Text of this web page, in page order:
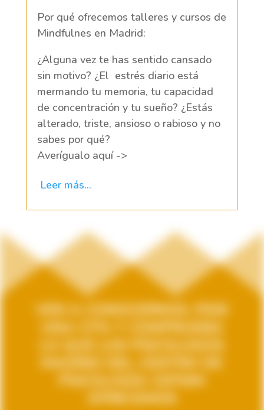
Por qué ofrecemos talleres y cursos de
Mindfulnes en Madrid:
¿Alguna vez te has sentido cansado
sin motivo? ¿El estrés diario está
mermando tu memoria, tu capacidad
de concentración y tu sueño? ¿Estás
alterado, triste, ansioso o rabioso y no
sabes por qué?
Averígualo aquí ->
Leer más...
VEN A CONOCERNOS, PIDE
UNA CITA Y COMPRUEBA
LO QUE LOS PSICOLOGOS
MADRID DEL CENTRO DE
PSICOLOGÍA CEPSIM
OFRECEMOS